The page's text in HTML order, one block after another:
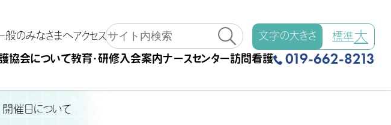
般のみなさまへアクセス 文字の大きさ 標準大
協会について教育・研修入会案内ナースセンター訪問看護 019-662-8213
開催日について